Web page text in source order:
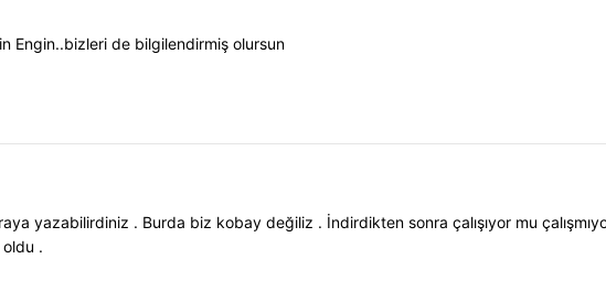
Engin..bizleri de bilgilendirmiş olursun
yazabilirdiniz . Burda biz kobay değiliz . İndirdikten sonra çalışıyor mu
.